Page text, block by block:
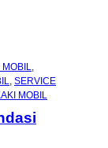
MOBIL
, SERVICE
MOBIL